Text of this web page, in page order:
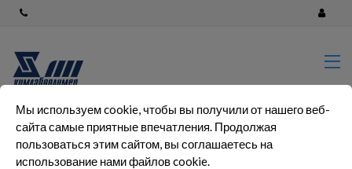
Главная
Полимерные изделия для
промышленности и
Посуда лабораторная
импортного производства
Мы используем cookie, чтобы вы получили от нашего веб-
сайта самые приятные впечатления. Продолжая
пользоваться этим сайтом, вы соглашаетесь на
использование нами файлов cookie.